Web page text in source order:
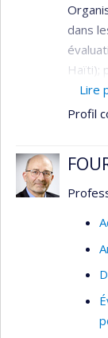
dans
Haïti);
(par
Lire
Profil